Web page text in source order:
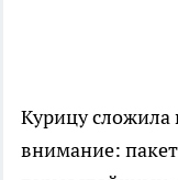
Курицу сложила
внимание: